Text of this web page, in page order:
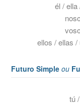
él / ella
ellos / ellas /
Futuro Simple ou
tú